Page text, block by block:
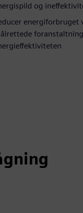
og
energiforbruget